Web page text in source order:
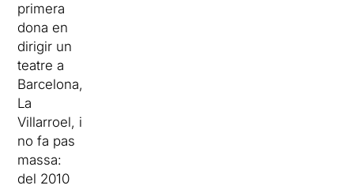
primera
dona en
dirigir un
teatre a
Barcelona,
La
Villarroel, i
no fa pas
massa:
del 2010